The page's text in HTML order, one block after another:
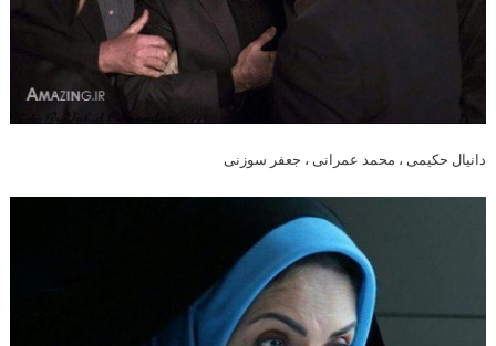
دانیال حکیمی ، محمد عمرانی ، جعفر سوزنی